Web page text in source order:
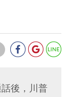
後，川普